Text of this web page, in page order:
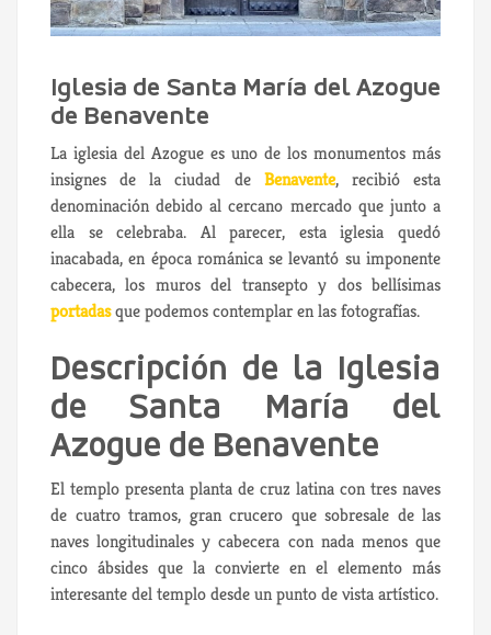
Iglesia de Santa María del Azogue
de Benavente
La iglesia del Azogue es uno de los monumentos más
insignes de la ciudad de Benavente, recibió esta
denominación debido al cercano mercado que junto a
ella se celebraba. Al parecer, esta iglesia quedó
inacabada, en época románica se levantó su imponente
cabecera, los muros del transepto y dos bellísimas
portadasque podemos contemplar en las fotografías.
Descripción de la Iglesia
de Santa María del
Azogue de Benavente
El templo presenta planta de cruz latina con tres naves
de cuatro tramos, gran crucero que sobresale de las
naves longitudinales y cabecera con nada menos que
cinco ábsides que la convierte en el elemento más
interesante del templo desde un punto de vista artístico.